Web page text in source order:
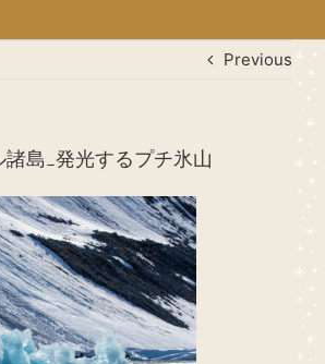
Previous
島_発光するプチ氷山